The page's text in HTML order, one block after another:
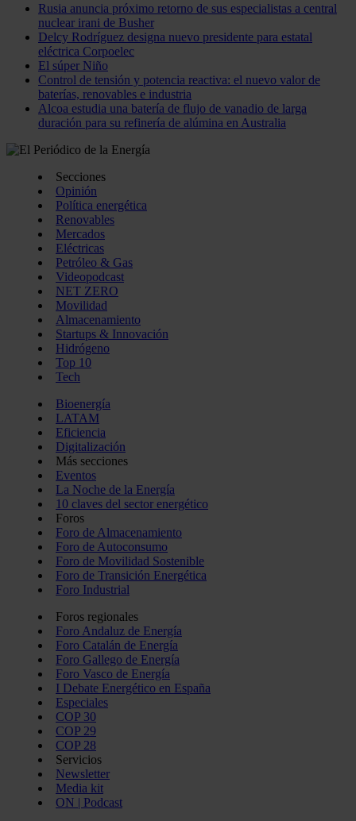
Rusia anuncia próximo retorno de sus especialistas a central
nuclear irani de Busher
Delcy Rodríguez designa nuevo presidente para estatal
eléctrica Corpoelec
El súper Niño
Control de tensión y potencia reactiva: el nuevo valor de
baterías, renovables e industria
Alcoa estudia una batería de flujo de vanadio de larga
duración para su refinería de alúmina en Australia
Secciones
Opinión
Política energética
Renovables
Mercados
Eléctricas
Petróleo & Gas
Videopodcast
NET ZERO
Movilidad
Almacenamiento
Startups & Innovación
Hidrógeno
Top 10
Tech
Bioenergía
LATAM
Eficiencia
Digitalización
Más secciones
Eventos
La Noche de la Energía
10 claves del sector energético
Foros
Foro de Almacenamiento
Foro de Autoconsumo
Foro de Movilidad Sostenible
Foro de Transición Energética
Foro Industrial
Foros regionales
Foro Andaluz de Energía
Foro Catalán de Energía
Foro Gallego de Energía
Foro Vasco de Energía
I Debate Energético en España
Especiales
COP 30
COP 29
COP 28
Servicios
Newsletter
Media kit
ON | Podcast